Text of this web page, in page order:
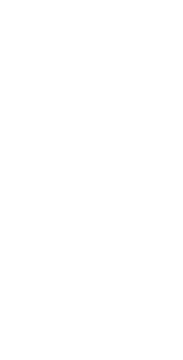
Cádiz-Tinduf: veinte
Estabilizado un
PSOE y Vox critican
toldos que ha lanzado el